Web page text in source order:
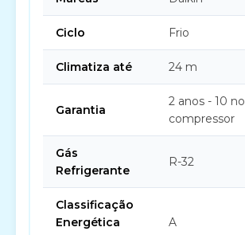
Ciclo Frio
Climatiza até 24 m
Garantia
2 anos - 10 no
compressor
Gás
Refrigerante
R-32
Classificação
Energética
A